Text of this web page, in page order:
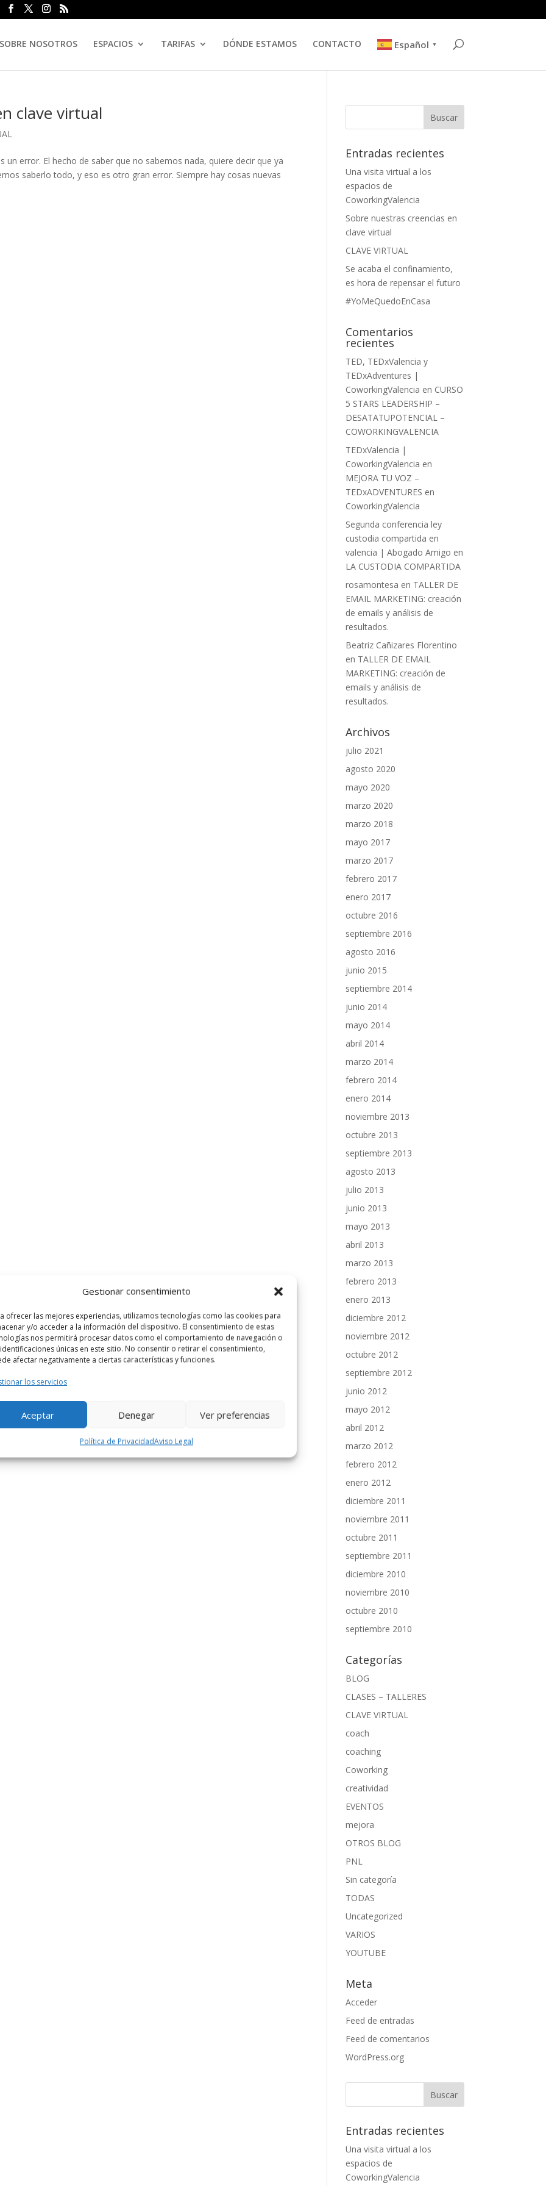
Gestionar consentimiento
ofrecer las mejores experiencias, utilizamos tecnologías como las cookies para
y/o acceder a la información del dispositivo. El consentimiento de estas
nos permitirá procesar datos como el comportamiento de navegación o
únicas en este sitio. No consentir o retirar el consentimiento,
afectar negativamente a ciertas características y funciones.
los servicios
Aceptar Denegar Ver preferencias
Política de PrivacidadAviso Legal
NOSOTROS ESPACIOS TARIFAS DÓNDE ESTAMOS CONTACTO Español ▼
clave virtual
error. El hecho de saber que no sabemos nada, quiere decir que ya
saberlo todo, y eso es otro gran error. Siempre hay cosas nuevas
Entradas recientes
Una visita virtual a los
espacios de
CoworkingValencia
Sobre nuestras creencias en
clave virtual
CLAVE VIRTUAL
Se acaba el confinamiento,
es hora de repensar el futuro
#YoMeQuedoEnCasa
Comentarios
recientes
TED, TEDxValencia y
TEDxAdventures |
CoworkingValencia en CURSO
5 STARS LEADERSHIP –
DESATATUPOTENCIAL –
COWORKINGVALENCIA
TEDxValencia |
CoworkingValencia en
MEJORA TU VOZ –
TEDxADVENTURES en
CoworkingValencia
Segunda conferencia ley
custodia compartida en
valencia | Abogado Amigo en
LA CUSTODIA COMPARTIDA
rosamontesa en TALLER DE
EMAIL MARKETING: creación
de emails y análisis de
resultados.
Beatriz Cañizares Florentino
en TALLER DE EMAIL
MARKETING: creación de
emails y análisis de
resultados.
Archivos
julio 2021
agosto 2020
mayo 2020
marzo 2020
marzo 2018
mayo 2017
marzo 2017
febrero 2017
enero 2017
octubre 2016
septiembre 2016
agosto 2016
junio 2015
septiembre 2014
junio 2014
mayo 2014
abril 2014
marzo 2014
febrero 2014
enero 2014
noviembre 2013
octubre 2013
septiembre 2013
agosto 2013
julio 2013
junio 2013
mayo 2013
abril 2013
marzo 2013
febrero 2013
enero 2013
diciembre 2012
noviembre 2012
octubre 2012
septiembre 2012
junio 2012
mayo 2012
abril 2012
marzo 2012
febrero 2012
enero 2012
diciembre 2011
noviembre 2011
octubre 2011
septiembre 2011
diciembre 2010
noviembre 2010
octubre 2010
septiembre 2010
Categorías
BLOG
CLASES – TALLERES
CLAVE VIRTUAL
coach
coaching
Coworking
creatividad
EVENTOS
mejora
OTROS BLOG
PNL
Sin categoría
TODAS
Uncategorized
VARIOS
YOUTUBE
Meta
Acceder
Feed de entradas
Feed de comentarios
WordPress.org
Entradas recientes
Una visita virtual a los
espacios de
CoworkingValencia